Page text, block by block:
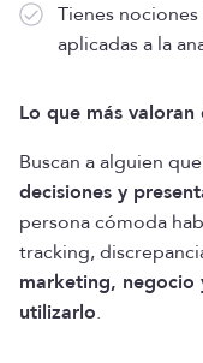
Tienes
aplicadas a la
Lo que más
Buscan a alguien que
decisiones y
persona cómoda
tracking,
marketing, negocio
utilizarlo.